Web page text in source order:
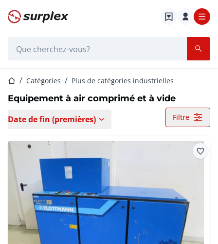
Page d'accueil
Page d'accueil
Catégories Plus de catégories industrielles
Equipement à air comprimé et à vide
Date de fin (premières) Filtre